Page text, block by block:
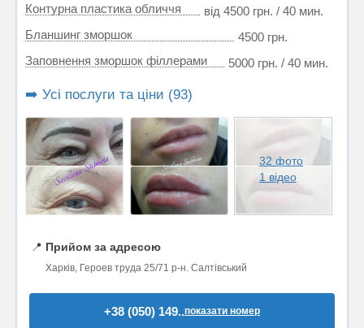
Контурна пластика обличчя
від 4500 грн. / 40 мин.
Бланшинг зморшок
4500 грн.
Заповнення зморшок філлерами
5000 грн. / 40 мин.
➡️ Усі послуги та ціни (93)
32 фото
1 відео
📍 Прийом за адресою
Харків, Героев труда 25/71 р-н. Салтівський
+38 (050) 149..показати номер